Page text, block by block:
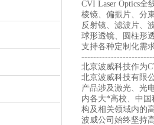
CVI Laser Optics全
棱镜、偏振片、分
反射镜、滤波片、
球形透镜、圆柱形
支持各种定制化需
北京波威科技作为
北京波威科技有限
产品涉及激光、光
内各大*高校、中
构及相关领域内的
波威公司始终坚持